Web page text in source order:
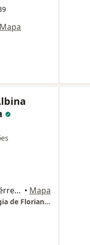
Mapa
SC-401, 5500 - Bloco Campeche B, Térreo, Florianópolis • Mapa
CEOF- Centro Especializado de Oncologia de Florianópolis